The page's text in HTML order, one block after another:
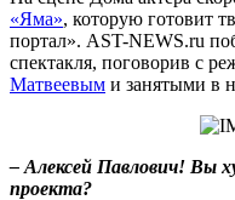
«Яма», которую готовит
портал». AST-NEWS.ru
спектакля, поговорив с
Матвеевым и занятыми в
– Алексей Павлович! Вы
проекта?